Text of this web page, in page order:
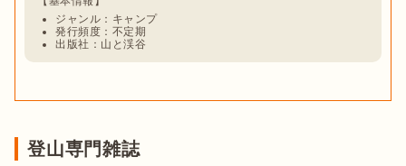
ジャンル：キャンプ
発行頻度：不定期
出版社：山と渓谷
登山専門雑誌